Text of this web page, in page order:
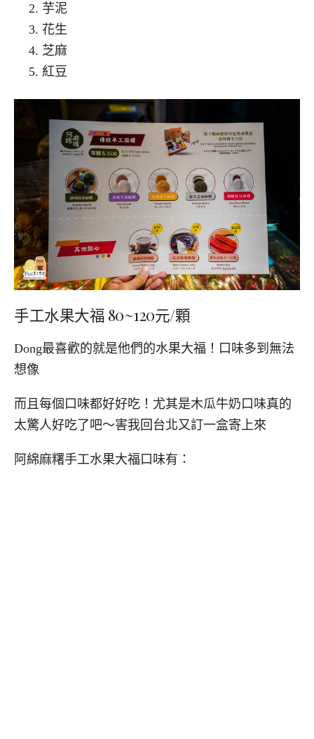
芋泥
花生
芝麻
紅豆
手工水果大福 80~120元/顆
Dong最喜歡的就是他們的水果大福！口味多到無法
想像
而且每個口味都好好吃！尤其是木瓜牛奶口味真的
太驚人好吃了吧～害我回台北又訂一盒寄上來
阿綿麻糬手工水果大福口味有：